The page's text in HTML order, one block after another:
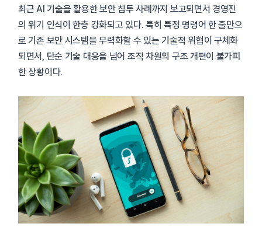
최근 AI 기술을 활용한 보안 침투 사례까지 보고되면서 경영진
의 위기 인식이 한층 강화되고 있다. 특히 특정 명령어 한 줄만으
로 기존 보안 시스템을 무력화할 수 있는 기술적 위협이 구체화
되면서, 단순 기술 대응을 넘어 조직 차원의 구조 개편이 불가피
한 상황이다.